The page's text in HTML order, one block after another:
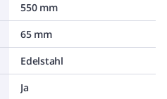
550 mm
65 mm
Edelstahl
Ja